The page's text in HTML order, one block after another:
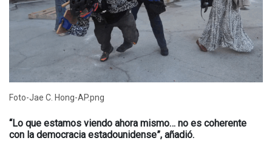
Foto-Jae C. Hong-AP.png
“Lo que estamos viendo ahora mismo… no es coherente
con la democracia estadounidense”, añadió.